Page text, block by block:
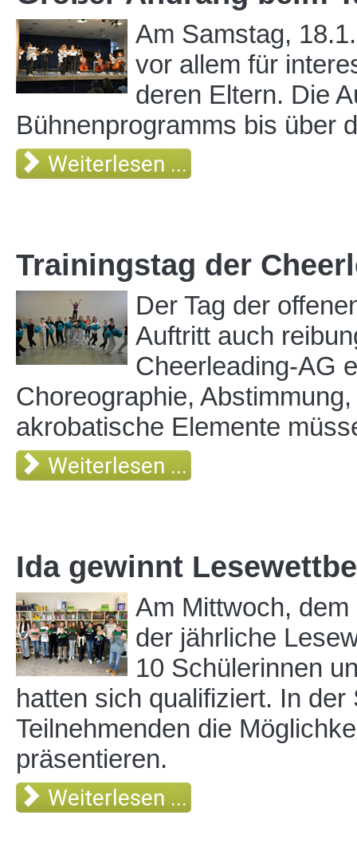
Am Samstag,
vor allem für
deren Eltern. Die
Bühnenprogramms bis über
Weiterlesen ...
Trainingstag der
Der Tag der
Auftritt auch
Cheerleading-AG
Choreographie,
akrobatische Elemente
Weiterlesen ...
Ida gewinnt
Am Mittwoch,
der jährliche
10 Schülerinnen
hatten sich qualifiziert. In
Teilnehmenden die
präsentieren.
Weiterlesen ...